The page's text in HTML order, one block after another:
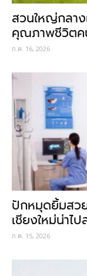
สวนใหญ่กลา
คุณภาพชีวิตค
ก.ค. 16, 2026
ปักหมุดยิ้มสว
เชียงใหม่น่าไ
ก.ค. 15, 2026